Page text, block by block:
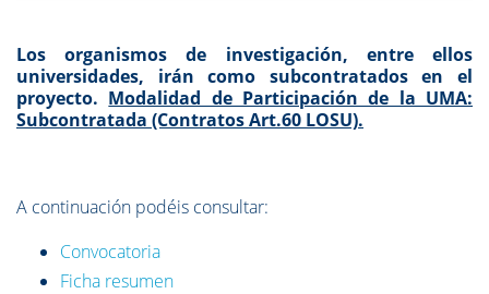
Los organismos de investigación, entre ellos
universidades, irán como subcontratados en el
proyecto. Modalidad de Participación de la UMA:
Subcontratada (Contratos Art.60 LOSU).
A continuación podéis consultar:
Convocatoria
Ficha resumen